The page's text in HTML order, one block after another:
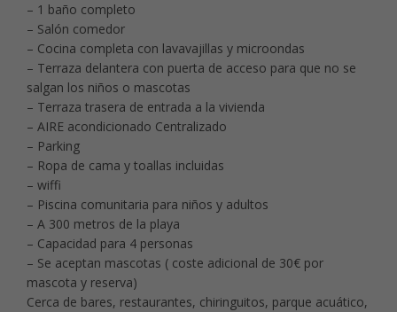
– 1 baño completo
– Salón comedor
– Cocina completa con lavavajillas y microondas
– Terraza delantera con puerta de acceso para que no se
salgan los niños o mascotas
– Terraza trasera de entrada a la vivienda
– AIRE acondicionado Centralizado
– Parking
– Ropa de cama y toallas incluidas
– wiffi
– Piscina comunitaria para niños y adultos
– A 300 metros de la playa
– Capacidad para 4 personas
– Se aceptan mascotas ( coste adicional de 30€ por
mascota y reserva)
Cerca de bares, restaurantes, chiringuitos, parque acuático,